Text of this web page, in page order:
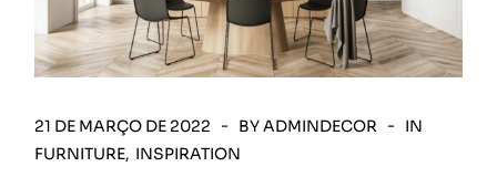
21 DE MARÇO DE 2022 BY ADMINDECOR
IN
FURNITURE INSPIRATION